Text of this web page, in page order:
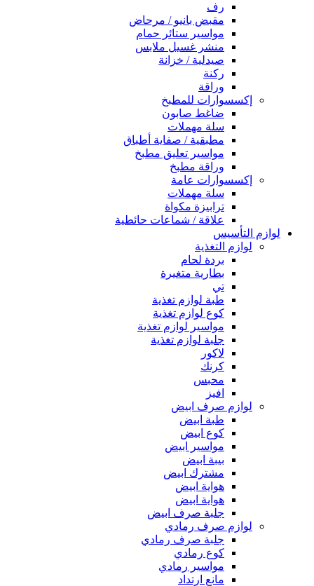
رف
مقبض بانيو / مرحاض
مواسير ستائر حمام
منشر غسيل ملابس
صيدلية / خزانة
ركنة
وراقة
إكسسوارات للمطبخ
ضاغط صابون
سلة مهملات
مطبقية / صفاية أطباق
مواسير تعليق مطبخ
وراقة مطبخ
إكسسوارات عامة
سلة مهملات
ترابيزة مكواة
علاقة / شماعات حائطية
لوازم التأسيس
لوازم التغذية
بردة لحام
بطارية متغيرة
تي
طبة لوازم تغذية
كوع لوازم تغذية
مواسير لوازم تغذية
جلبة لوازم تغذية
لاكور
كرنك
محبس
افيز
لوازم صرف ابيض
طبة ابيض
كوع ابيض
مواسير ابيض
بيبة ابيض
مشترك ابيض
هواية ابيض
هواية ابيض
جلبة صرف ابيض
لوازم صرف رمادي
جلبة صرف رمادي
كوع رمادي
مواسير رمادي
مانع ارتداد